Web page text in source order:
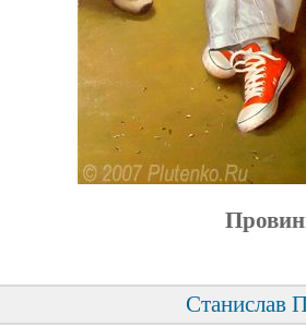
Станислав